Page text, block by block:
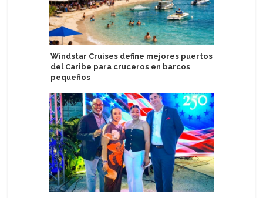
Windstar Cruises define mejores puertos
del Caribe para cruceros en barcos
pequeños